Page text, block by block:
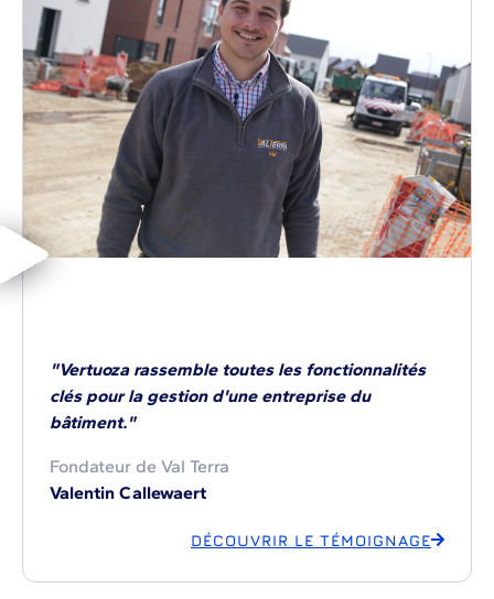
"Vertuoza rassemble toutes les fonctionnalités
clés pour la gestion d'une entreprise du
bâtiment."
Fondateur de Val Terra
Valentin Callewaert
DÉCOUVRIR LE TÉMOIGNAGE